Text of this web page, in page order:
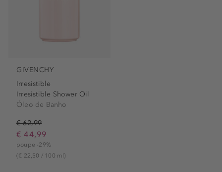
GIVENCHY
Irresistible
Irresistible Shower Oil
Óleo de Banho
€ 62,99
€ 44,99
poupe -29%
(€ 22,50 / 100 ml)